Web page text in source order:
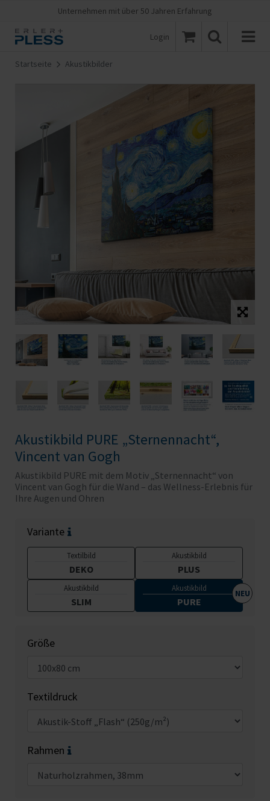
Unternehmen mit über 50 Jahren Erfahrung
Login
Startseite Akustikbilder
Akustikbild PURE „Sternennacht“,
Vincent van Gogh
Akustikbild PURE mit dem Motiv „Sternennacht“ von
Vincent van Gogh für die Wand – das Wellness-Erlebnis für
Ihre Augen und Ohren
Variante
Textilbild
DEKO
Akustikbild
PLUS
Akustikbild
SLIM
Akustikbild
PURE
Größe
Textildruck
Rahmen